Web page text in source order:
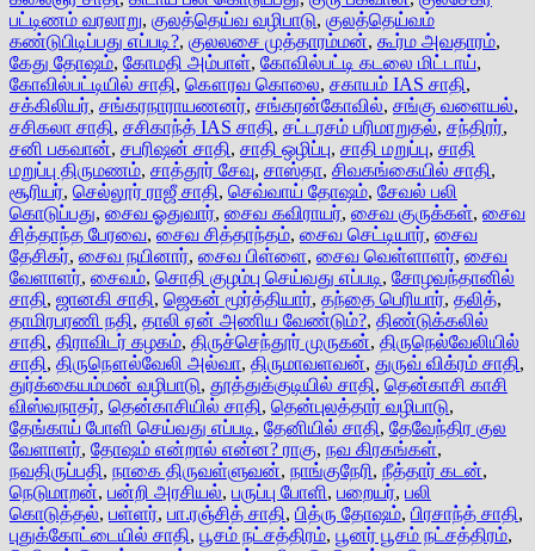
பட்டிணம் வரலாறு, குலத்தெய்வ வழிபாடு, குலத்தெய்வம்
கண்டுபிடிப்பது எப்படி?, குலலசை முத்தாரம்மன், கூர்ம அவதாரம்,
கேது தோஷம், கோமதி அம்பாள், கோவில்பட்டி கடலை மிட்டாய்,
கோவில்பட்டியில் சாதி, கௌரவ கொலை, சகாயம் IAS சாதி,
சக்கிலியர், சங்கரநாராயணனர், சங்கரன்கோவில், சங்கு வளையல்,
சசிகலா சாதி, சசிகாந்த் IAS சாதி, சட்டரசம் பரிமாறுதல், சந்திரர்,
சனி பகவான், சபரிஷன் சாதி, சாதி ஒழிப்பு, சாதி மறுப்பு, சாதி
மறுப்பு திருமணம், சாத்தூர் சேவு, சாஸ்தா, சிவகங்கையில் சாதி,
சூரியர், செல்லூர் ராஜீ சாதி, செவ்வாய் தோஷம், சேவல் பலி
கொடுப்பது, சைவ ஓதுவார், சைவ கவிராயர், சைவ குருக்கள், சைவ
சித்தாந்த பேரவை, சைவ சித்தாந்தம், சைவ செட்டியார், சைவ
தேசிகர், சைவ நயினார், சைவ பிள்ளை, சைவ வெள்ளாளர், சைவ
வேளாளர், சைவம், சொதி குழம்பு செய்வது எப்படி, சோழவந்தானில்
சாதி, ஜானகி சாதி, ஜெகன் மூர்த்தியார், தந்தை பெரியார், தலித்,
தாமிரபரணி நதி, தாலி ஏன் அணிய வேண்டும்?, திண்டுக்கலில்
சாதி, திராவிடர் கழகம், திருச்செந்தூர் முருகன், திருநெல்வேலியில்
சாதி, திருநௌல்வேலி அல்வா, திருமாவளவன், துருவ் விக்ரம் சாதி,
துர்க்கையம்மன் வழிபாடு, தூத்துக்குடியில் சாதி, தென்காசி காசி
விஸ்வநாதர், தென்காசியில் சாதி, தென்புலத்தார் வழிபாடு,
தேங்காய் போளி செய்வது எப்படி, தேனியில் சாதி, தேவேந்திர குல
வேளாளர், தோஷம் என்றால் என்ன? ராகு, நவ கிரகங்கள்,
நவதிருப்பதி, நாகை திருவள்ளுவன், நாங்குநேரி, நீத்தார் கடன்,
நெடுமாறன், பன்றி அரசியல், பருப்பு போளி, பறையர், பலி
கொடுத்தல், பள்ளர், பா.ரஞ்சித் சாதி, பித்ரு தோஷம், பிரசாந்த் சாதி,
புதுக்கோட்டையில் சாதி, பூசம் நட்சத்திரம், பூனர் பூசம் நட்சத்திரம்,